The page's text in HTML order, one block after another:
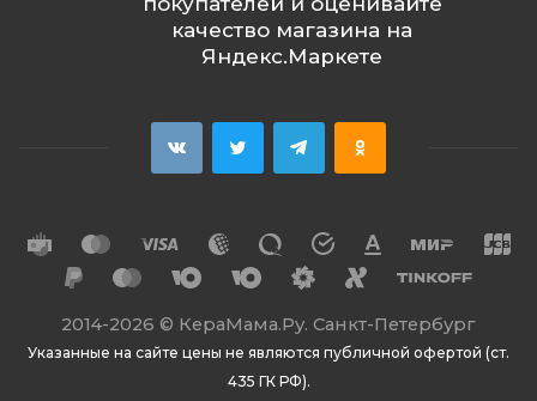
2014-2026 © КераМама.Ру. Санкт-Петербург
Указанные на сайте цены не являются публичной офертой (ст.
435 ГК РФ).